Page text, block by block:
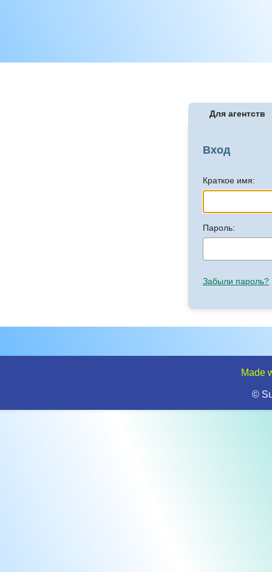
Для агентств
Вход
Краткое имя:
Пароль:
Забыли пароль?
Made
©